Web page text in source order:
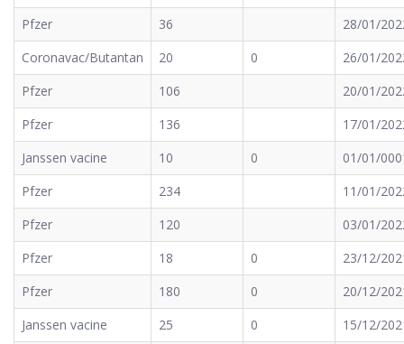
Pfzer
36
28/01/
Coronavac/Butantan
20 0
26/01/
Pfzer
106
20/01/
Pfzer
136
17/01/
Janssen vacine
10 0
01/01/
Pfzer
234
11/01/
Pfzer
120
03/01/
Pfzer
18 0
23/12/
Pfzer
180 0
20/12/
Janssen vacine
25 0
15/12/